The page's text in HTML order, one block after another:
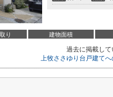
り 建物面積
過去に掲載して
上牧ささゆり台戸建て